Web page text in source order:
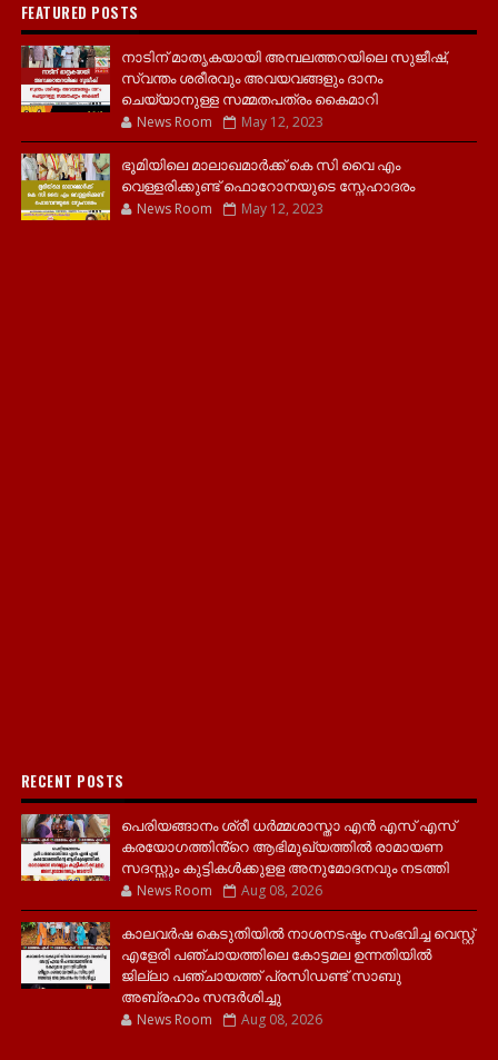
FEATURED POSTS
നാടിന് മാതൃകയായി അമ്പലത്തറയിലെ സുജീഷ്,
സ്വന്തം ശരീരവും അവയവങ്ങളും ദാനം
ചെയ്യാനുള്ള സമ്മതപത്രം കൈമാറി
News Room May 12, 2023
ഭൂമിയിലെ മാലാഖമാർക്ക് കെ സി വൈ എം
വെള്ളരിക്കുണ്ട് ഫൊറോനയുടെ സ്നേഹാദരം
News Room May 12, 2023
RECENT POSTS
പെരിയങ്ങാനം ശ്രീ ധർമ്മശാസ്താ എൻ എസ് എസ്
കരയോഗത്തിൻ്റെ ആഭിമുഖ്യത്തിൽ രാമായണ
സദസ്സും കുട്ടികൾക്കുളള അനുമോദനവും നടത്തി
News Room Aug 08, 2026
കാലവർഷ കെടുതിയിൽ നാശനടഷ്ടം സംഭവിച്ച വെസ്റ്റ്
എളേരി പഞ്ചായത്തിലെ കോട്ടമല ഉന്നതിയിൽ
ജില്ലാ പഞ്ചായത്ത് പ്രസിഡണ്ട് സാബു
അബ്രഹാം സന്ദര്‍ശിച്ചു
News Room Aug 08, 2026